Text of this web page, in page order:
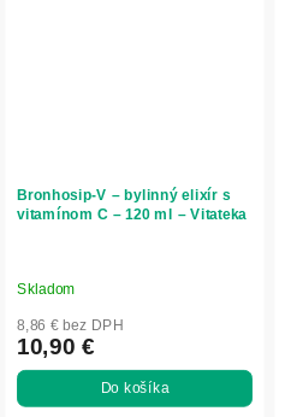
Bronhosip-V – bylinný elixír s
vitamínom C – 120 ml – Vitateka
Skladom
8,86 € bez DPH
10,90 €
Do košíka